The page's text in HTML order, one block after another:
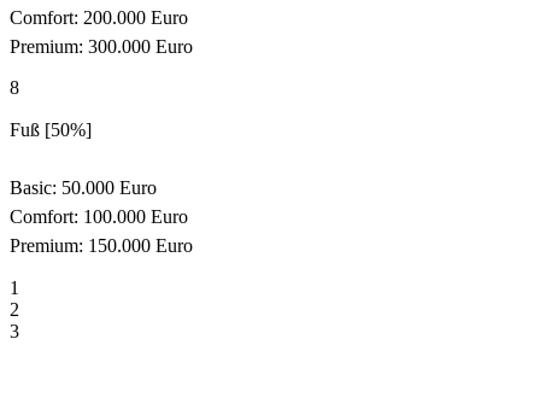
Comfort: 200.000 Euro
Premium: 300.000 Euro
8
Fuß [50%]
Basic: 50.000 Euro
Comfort: 100.000 Euro
Premium: 150.000 Euro
1
2
3